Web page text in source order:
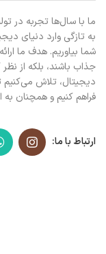
ما با سال‌ها تجربه در
به تازگی وارد دنیای
شما بیاوریم. هدف ما
جذاب باشند، بلکه از
دیجیتال، تلاش
فراهم کنیم و همچنان
ارتباط با ما: